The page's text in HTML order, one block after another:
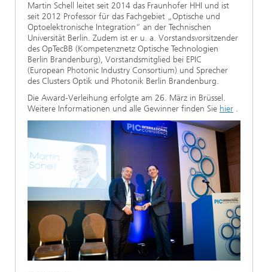
Martin Schell leitet seit 2014 das Fraunhofer HHI und ist
seit 2012 Professor für das Fachgebiet „Optische und
Optoelektronische Integration“ an der Technischen
Universität Berlin. Zudem ist er u. a. Vorstandsvorsitzender
des OpTecBB (Kompetenznetz Optische Technologien
Berlin Brandenburg), Vorstandsmitglied bei EPIC
(European Photonic Industry Consortium) und Sprecher
des Clusters Optik und Photonik Berlin Brandenburg.
Die Award-Verleihung erfolgte am 26. März in Brüssel.
Weitere Informationen und alle Gewinner finden Sie hier .